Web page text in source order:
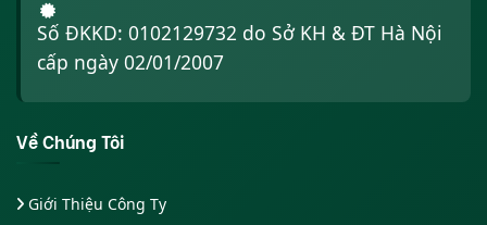
Số ĐKKD: 0102129732 do Sở KH & ĐT Hà Nội
cấp ngày 02/01/2007
Về Chúng Tôi
Giới Thiệu Công Ty